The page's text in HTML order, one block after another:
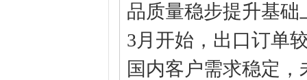
品质量稳步提升基础
3月开始，出口订单
国内客户需求稳定